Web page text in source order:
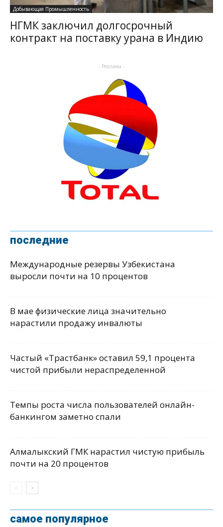
Добывающая Промышленность
НГМК заключил долгосрочный
контракт на поставку урана в Индию
- Реклама -
последние
Международные резервы Узбекистана
выросли почти на 10 процентов
В мае физические лица значительно
нарастили продажу инвалюты
Частый «Трастбанк» оставил 59,1 процента
чистой прибыли нераспределенной
Темпы роста числа пользователей онлайн-
банкингом заметно спали
Алмалыкский ГМК нарастил чистую прибыль
почти на 20 процентов
самое популярное